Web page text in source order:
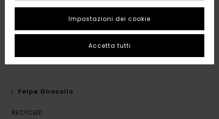
Felpe Girocollo
RECYCLED
Impostazioni dei cookie
Accetta tutti